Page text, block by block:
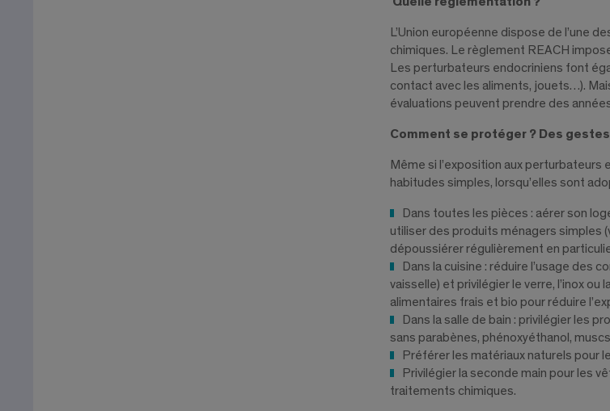
L’Union européenne dispose de l’une
chimiques. Le règlement REACH
Les perturbateurs endocriniens font
contact avec les aliments, jouets…).
évaluations peuvent prendre des
Comment se protéger ? Des
Même si l’exposition aux
habitudes simples, lorsqu’elles sont
Dans toutes les pièces : aérer son
utiliser des produits ménagers simples
dépoussiérer régulièrement en
Dans la cuisine : réduire l’usage des
vaisselle) et privilégier le verre, l’inox
alimentaires frais et bio pour réduire
Dans la salle de bain : privilégier les
sans parabènes, phénoxyéthanol,
Préférer les matériaux naturels pour
Privilégier la seconde main pour les
traitements chimiques.